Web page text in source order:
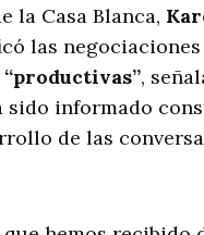
la Casa Blanca,
las
,
sido informado
de las